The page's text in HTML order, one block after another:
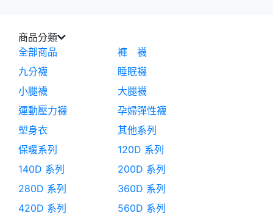
商品分類
全部商品
褲 襪
九分襪
睡眠襪
小腿襪
大腿襪
運動壓力襪
孕婦彈性襪
塑身衣
其他系列
保暖系列
120D 系列
140D 系列
200D 系列
280D 系列
360D 系列
420D 系列
560D 系列